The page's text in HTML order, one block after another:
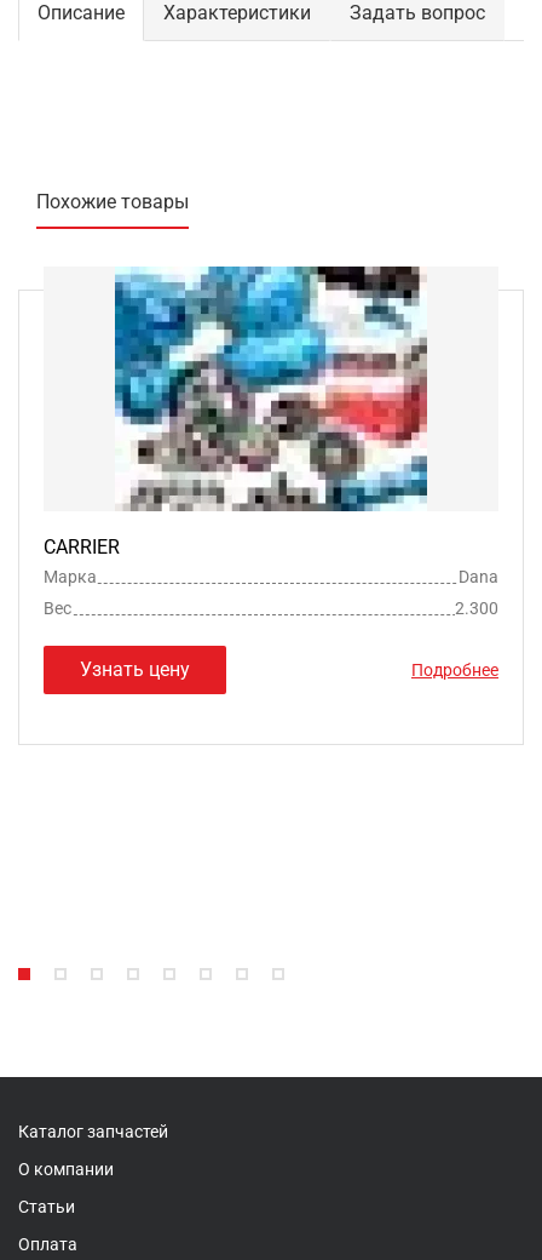
Описание Характеристики Задать вопрос
Похожие товары
CARRIER
Марка
Dana
Вес
2.300
Узнать цену Подробнее
Каталог запчастей
О компании
Статьи
Оплата